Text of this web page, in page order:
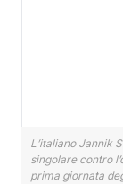
L’italiano Jannik
singolare contro
prima giornata